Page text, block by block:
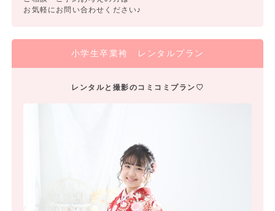
お気軽にお問い合わせください♪
小学生卒業袴 レンタルプラン
レンタルと撮影のコミコミプラン♡